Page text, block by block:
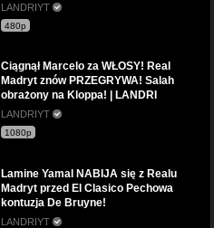
LANDRIYT
480p
Ciągnął Marcelo za WŁOSY! Real
Madryt znów PRZEGRYWA! Salah
obrażony na Kloppa! | LANDRI
LANDRIYT
1080p
Lamine Yamal NABIJA się z Realu
Madryt przed El Clasico Pechowa
kontuzja De Bruyne!
LANDRIYT